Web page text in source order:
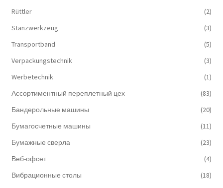
Rüttler
(2)
Stanzwerkzeug
(3)
Transportband
(5)
Verpackungstechnik
(3)
Werbetechnik
(1)
Ассортиментный переплетный цех
(83)
Бандерольные машины
(20)
Бумагосчетные машины
(11)
Бумажные сверла
(23)
Веб-офсет
(4)
Вибрационные столы
(18)